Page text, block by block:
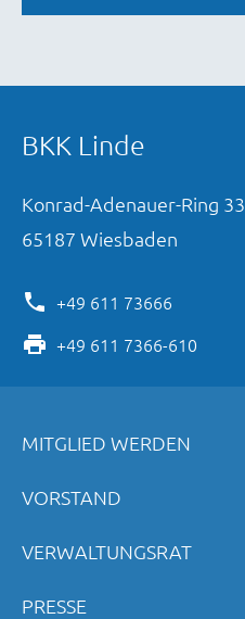
BKK Linde
Konrad-Adenauer-Ring 33
65187 Wiesbaden
+49 611 73666
+49 611 7366-610
MITGLIED WERDEN
VORSTAND
VERWALTUNGSRAT
PRESSE